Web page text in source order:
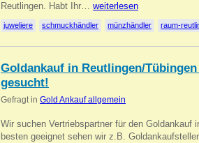
Reutlingen. Habt Ihr… weiterlesen
juweliere schmuckhändler münzhändler raum-
Goldankauf in Reutlingen/
gesucht!
Gefragt in Gold Ankauf allgemein
Wir suchen Vertriebspartner für den Goldankauf
besten geeignet sehen wir z.B.